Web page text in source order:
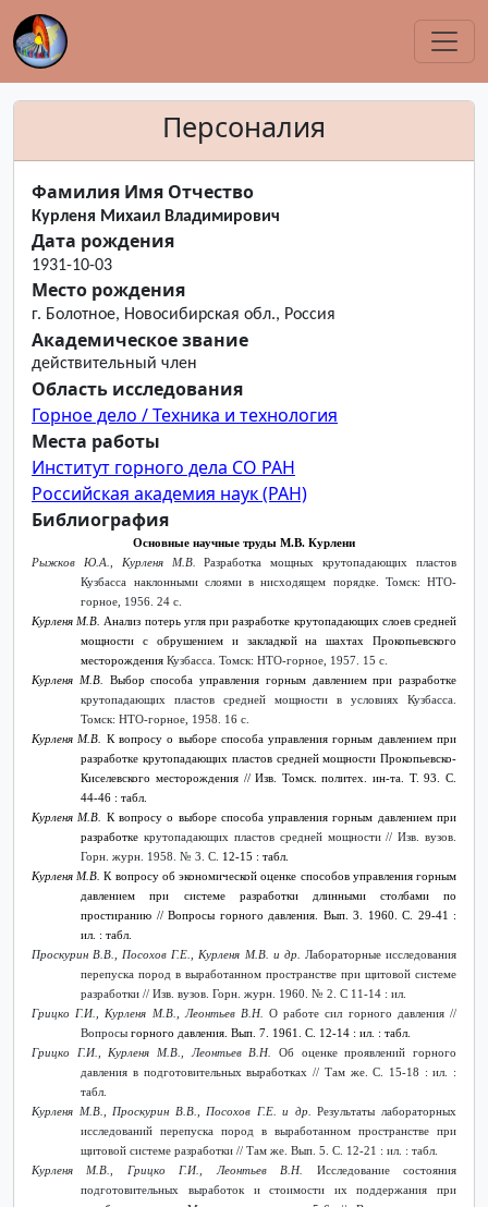
Персоналия
Фамилия Имя Отчество
Курленя Михаил Владимирович
Дата рождения
1931-10-03
Место рождения
г. Болотное, Новосибирская обл., Россия
Академическое звание
действительный член
Область исследования
Горное дело / Техника и технология
Места работы
Институт горного дела СО РАН
Российская академия наук (РАН)
Библиография
Основные научные труды М.В. Курлени
Рыжков Ю.А., Курленя М.В.Разработка мощных крутопадающих пластов
Кузбасса наклонными слоями в нисходящем порядке. Томск: НТО-
горное, 1956. 24 с.
Курленя М.В. Анализ потерь угля при разработке крутопадающих слоев средней
мощности с обрушением и закладкой на шахтах Прокопьевского
месторожденияКузбасса. Томск: НТО-горное, 1957. 15 с.
Курленя М.В. Выбор способа управления горным давлением при разработке
крутопадающих пластов средней мощности в условиях Кузбасса.
Томск: НТО-горное, 1958. 16 с.
Курленя М.В. К вопросу о выборе способа управления горным давлением при
разработке крутопадающих пластов средней мощности Прокопьевско-
Киселевского месторождения // Изв. Томск. политех. ин-та. Т. 93. С.
44-46 : табл.
Курленя М.В. К вопросу о выборе способа управления горным давлением при
разработкекрутопадающих пластов средней мощности // Изв. вузов.
Горн. журн. 1958. № 3. С. 12-15 : табл.
Курленя М.В.К вопросу об экономической оценке способов управления горным
давлением при системе разработки длинными столбами по
простиранию // Вопросы горного давления. Вып. 3. 1960. С. 29-41 :
ил. : табл.
Проскурин В.В., Посохов Г.Е., Курленя М.В. и др. Лабораторные исследования
перепуска пород в выработанном пространстве при щитовой системе
разработки // Изв. вузов. Горн. журн. 1960. № 2. С 11-14 : ил.
Грицко Г.И., Курленя М.В., Леонтьев В.Н.О работе сил горного давления //
Вопросыгорного давления. Вып. 7. 1961. С. 12-14 : ил. : табл.
Грицко Г.И., Курленя М.В., Леонтьев В.Н. Об оценке проявлений горного
давления в подготовительных выработках // Там же. С. 15-18 : ил. :
табл.
Курленя М.В., Проскурин В.В., Посохов Г.Е. и др.Результаты лабораторных
исследований перепуска пород в выработанном пространстве при
щитовой системе разработки // Там же. Вып. 5. С. 12-21 : ил. : табл.
Курленя М.В., Грицко Г.И., Леонтьев В.Н.
Исследование состояния
подготовительных выработок и стоимости их поддержания при